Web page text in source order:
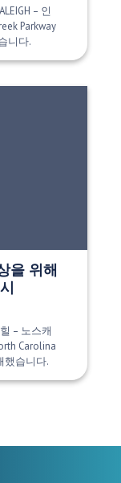
– 인
Parkway
니다.
을 위해
– 노스캐
Carolina
했습니다.